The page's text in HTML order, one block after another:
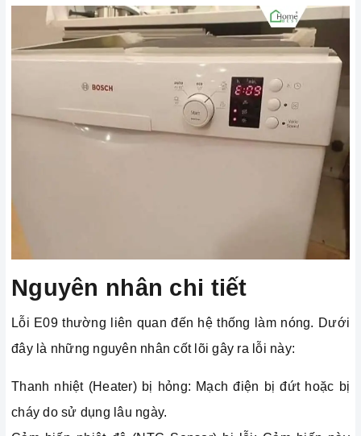
Nguyên nhân chi tiết
Lỗi E09 thường liên quan đến hệ thống làm nóng. Dưới
đây là những nguyên nhân cốt lõi gây ra lỗi này:
Thanh nhiệt (Heater) bị hỏng: Mạch điện bị đứt hoặc bị
cháy do sử dụng lâu ngày.